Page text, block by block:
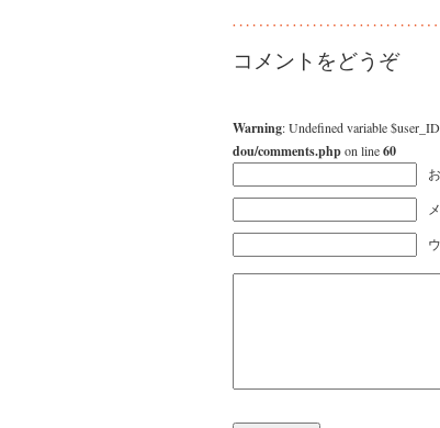
コメントをどうぞ
Warning: Undefined variable
dou/comments.phpon line60